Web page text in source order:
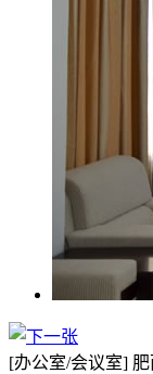
[办公室/会议室]